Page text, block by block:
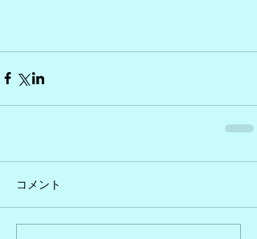
コメント